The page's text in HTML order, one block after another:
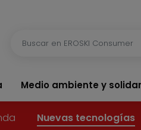
Medio ambiente y
Nuevas tecnologías